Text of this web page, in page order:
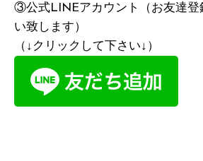
③公式LINEアカウント（お友達登
い致します）
（↓クリックして下さい↓）